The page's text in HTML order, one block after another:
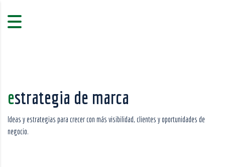
estrategia de marca
Ideas y estrategias para crecer con más visibilidad, clientes y oportunidades de
negocio.